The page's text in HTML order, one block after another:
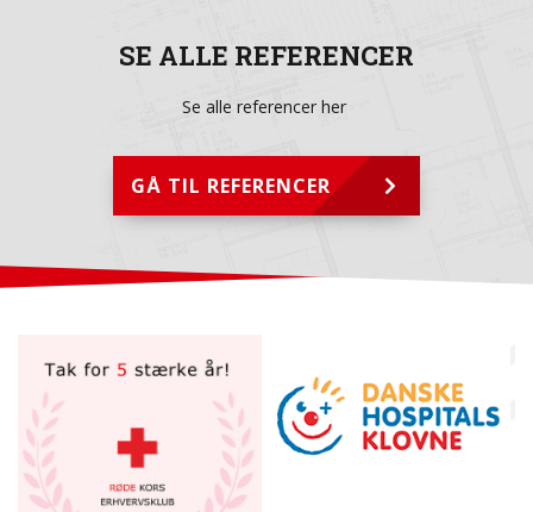
SE ALLE REFERENCER
Se alle referencer her
GÅ TIL REFERENCER